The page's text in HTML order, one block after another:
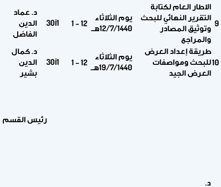
9
الاطار العام لكتابة
التقرير النهائي للبحث
وتوثيق المصادر
والمراجع
يوم الثلاثاء
12/7/1440هــ
12 – 1 1أ30
د. عماد
الدين
الفاضل
10
طريقة إعداد العرض
للبحث ومواصفات
العرض الجيد
يوم الثلاثاء
19/7/1440هــ
12 – 1 1أ30
د. كمال
الدين
بشير
رئيس القسم